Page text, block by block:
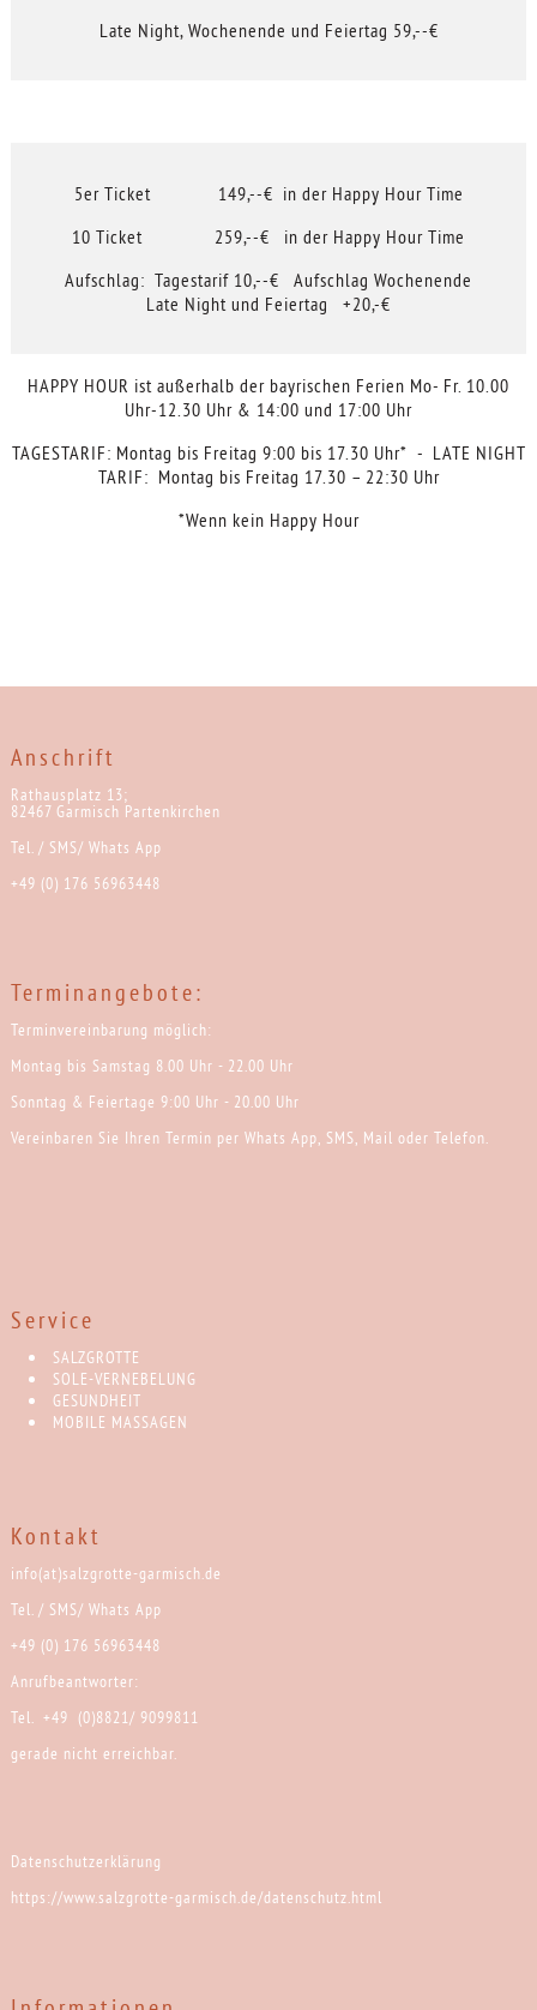
Late Night, Wochenende und Feiertag 59,--€
5er Ticket 149,--€ in der Happy Hour Time
10 Ticket 259,--€ in der Happy Hour Time
Aufschlag: Tagestarif 10,--€ Aufschlag Wochenende
Late Night und Feiertag +20,-€
HAPPY HOUR ist außerhalb der bayrischen Ferien Mo- Fr. 10.00
Uhr-12.30 Uhr & 14:00 und 17:00 Uhr
TAGESTARIF: Montag bis Freitag 9:00 bis 17.30 Uhr* - LATE NIGHT
TARIF: Montag bis Freitag 17.30 – 22:30 Uhr
*Wenn kein Happy Hour
Anschrift
Rathausplatz 13;
82467 Garmisch Partenkirchen
Tel. / SMS/ Whats App
+49 (0) 176 56963448
Terminangebote:
Terminvereinbarung möglich:
Montag bis Samstag 8.00 Uhr - 22.00 Uhr
Sonntag & Feiertage 9:00 Uhr - 20.00 Uhr
Vereinbaren Sie Ihren Termin per Whats App, SMS, Mail oder Telefon.
Service
SALZGROTTE
SOLE-VERNEBELUNG
GESUNDHEIT
MOBILE MASSAGEN
Kontakt
info(at)salzgrotte-garmisch.de
Tel. / SMS/ Whats App
+49 (0) 176 56963448
Anrufbeantworter:
Tel. +49 (0)8821/ 9099811
gerade nicht erreichbar.
Datenschutzerklärung
https://www.salzgrotte-garmisch.de/datenschutz.html